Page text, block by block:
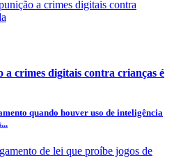
a crimes digitais contra crianças é
quando houver uso de inteligência